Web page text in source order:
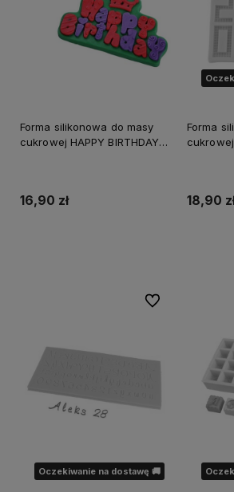
Forma silikonowa do masy
cukrowej HAPPY BIRTHDAY
16,90 zł
Forma
cukrowej
18,90
Oczekiwanie na dostawę 🚚
Do ulubionych